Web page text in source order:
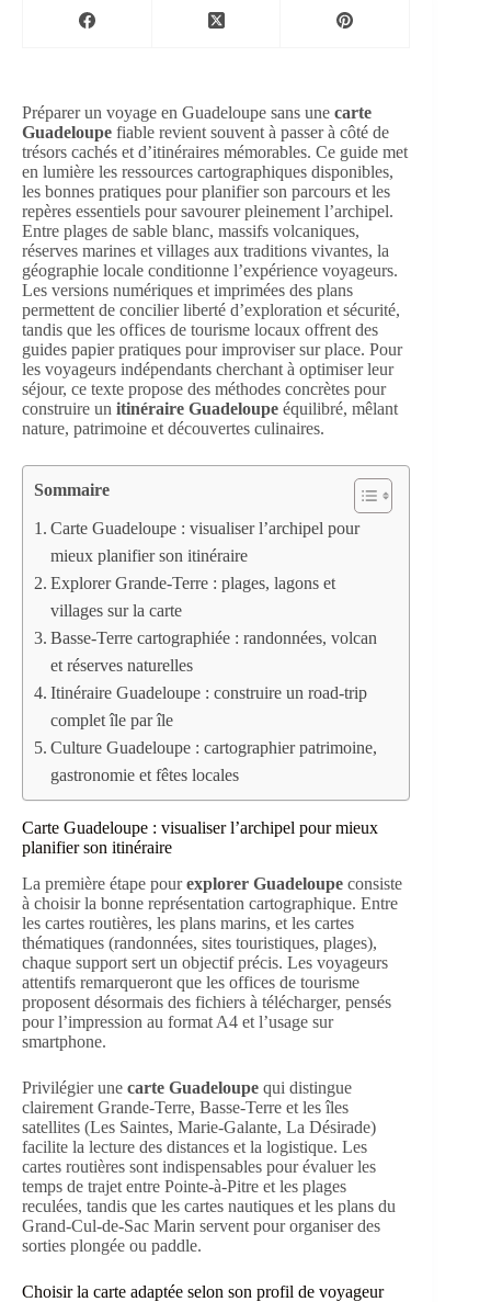
Préparer un voyage en Guadeloupe sans une carte
Guadeloupe fiable revient souvent à passer à côté de
trésors cachés et d’itinéraires mémorables. Ce guide met
en lumière les ressources cartographiques disponibles,
les bonnes pratiques pour planifier son parcours et les
repères essentiels pour savourer pleinement l’archipel.
Entre plages de sable blanc, massifs volcaniques,
réserves marines et villages aux traditions vivantes, la
géographie locale conditionne l’expérience voyageurs.
Les versions numériques et imprimées des plans
permettent de concilier liberté d’exploration et sécurité,
tandis que les offices de tourisme locaux offrent des
guides papier pratiques pour improviser sur place. Pour
les voyageurs indépendants cherchant à optimiser leur
séjour, ce texte propose des méthodes concrètes pour
construire un itinéraire Guadeloupe équilibré, mêlant
nature, patrimoine et découvertes culinaires.
Sommaire
Carte Guadeloupe : visualiser l’archipel pour
mieux planifier son itinéraire
Explorer Grande-Terre : plages, lagons et
villages sur la carte
Basse-Terre cartographiée : randonnées, volcan
et réserves naturelles
Itinéraire Guadeloupe : construire un road-trip
complet île par île
Culture Guadeloupe : cartographier patrimoine,
gastronomie et fêtes locales
Carte Guadeloupe : visualiser l’archipel pour mieux
planifier son itinéraire
La première étape pourexplorer Guadeloupe consiste
à choisir la bonne représentation cartographique. Entre
les cartes routières, les plans marins, et les cartes
thématiques (randonnées, sites touristiques, plages),
chaque support sert un objectif précis. Les voyageurs
attentifs remarqueront que les offices de tourisme
proposent désormais des fichiers à télécharger, pensés
pour l’impression au format A4 et l’usage sur
smartphone.
Privilégier une carte Guadeloupe qui distingue
clairement Grande-Terre, Basse-Terre et les îles
satellites (Les Saintes, Marie-Galante, La Désirade)
facilite la lecture des distances et la logistique. Les
cartes routières sont indispensables pour évaluer les
temps de trajet entre Pointe-à-Pitre et les plages
reculées, tandis que les cartes nautiques et les plans du
Grand-Cul-de-Sac Marin servent pour organiser des
sorties plongée ou paddle.
Choisir la carte adaptée selon son profil de voyageur